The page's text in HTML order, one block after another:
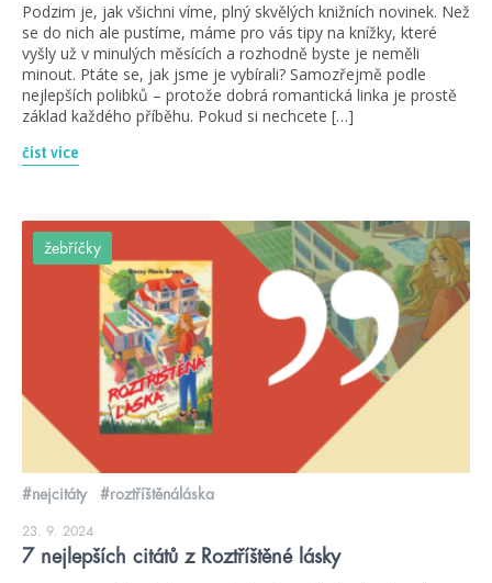
Podzim je, jak všichni víme, plný skvělých knižních novinek. Než
se do nich ale pustíme, máme pro vás tipy na knížky, které
vyšly už v minulých měsících a rozhodně byste je neměli
minout. Ptáte se, jak jsme je vybírali? Samozřejmě podle
nejlepších polibků – protože dobrá romantická linka je prostě
základ každého příběhu. Pokud si nechcete […]
číst více
žebříčky
#nejcitáty #roztříštěnáláska
23. 9. 2024
7 nejlepších citátů z Roztříštěné lásky